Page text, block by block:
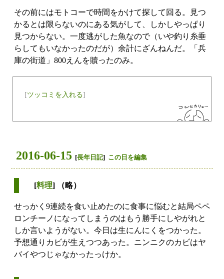
その前にはモトコーで時間をかけて探して回る。見つ
かるとは限らないのにある気がして、しかしやっぱり
見つからない。一度逃がした魚なので（いや釣り糸垂
らしてもいなかったのだが）余計にざんねんだ。「兵
庫の街道」800えんを贖ったのみ。
[ツッコミを入れる]
2016-06-15 [長年日記] この日を編集
[料理] （略）
せっかく9連続を食い止めたのに食事に悩むと結局ペペ
ロンチーノになってしまうのはもう勝手にしやがれと
しか言いようがない。今日は生にんにくをつかった。
予想通りカビが生えつつあった。ニンニクのカビはヤ
バイやつじゃなかったっけか。